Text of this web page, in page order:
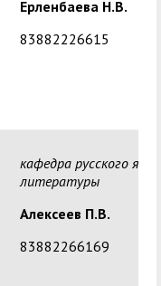
Ерленбаева Н.В.
83882226615
кафедра русского
литературы
Алексеев П.В.
83882266169